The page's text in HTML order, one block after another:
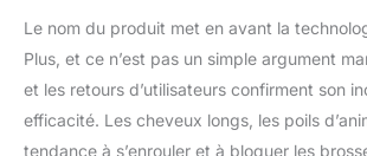
Le nom du produit met en avant la
Plus, et ce n’est pas un simple argument
et les retours d’utilisateurs confirment son
efficacité. Les cheveux longs, les poils
tendance à s’enrouler et à bloquer les